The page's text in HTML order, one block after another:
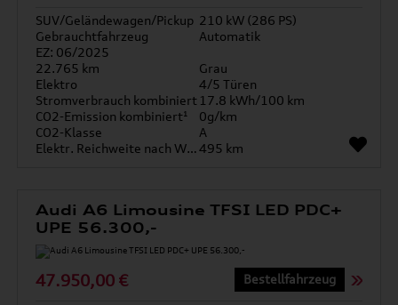
SUV/Geländewagen/Pickup 210 kW (286 PS)
Gebrauchtfahrzeug
Automatik
EZ: 06/2025
22.765 km
Grau
Elektro
4/5 Türen
Stromverbrauch kombiniert 17.8 kWh/100 km
CO2-Emission kombiniert¹
0g/km
CO2-Klasse
A
Elektr. Reichweite nach WLTP*495 km
Audi A6 Limousine TFSI LED PDC+
UPE 56.300,-
47.950,00 € Bestellfahrzeug